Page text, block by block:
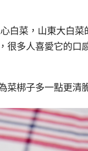
白菜，山東大白菜
很多人喜愛它的口
菜梆子多一點更清